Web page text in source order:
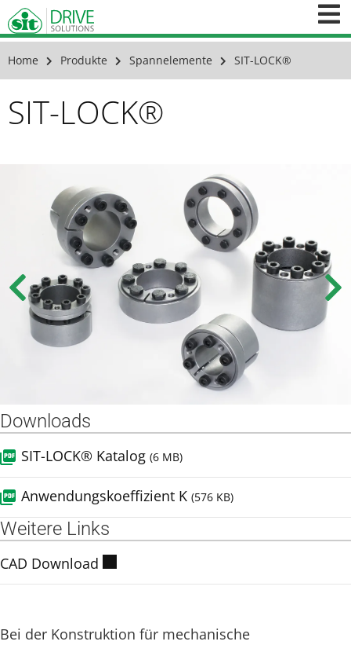
Home Produkte Spannelemente SIT-LOCK®
SIT-LOCK®
Downloads
SIT-LOCK® Katalog (6 MB)
Anwendungskoeffizient K (576 KB)
Weitere Links
CAD Download
Bei der Konstruktion für mechanische